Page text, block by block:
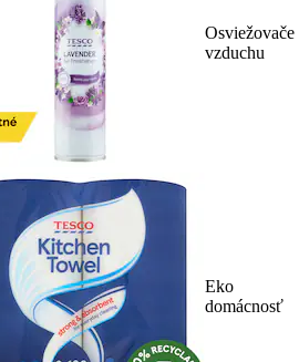
Osviežovače
vzduchu
Eko
domácnosť